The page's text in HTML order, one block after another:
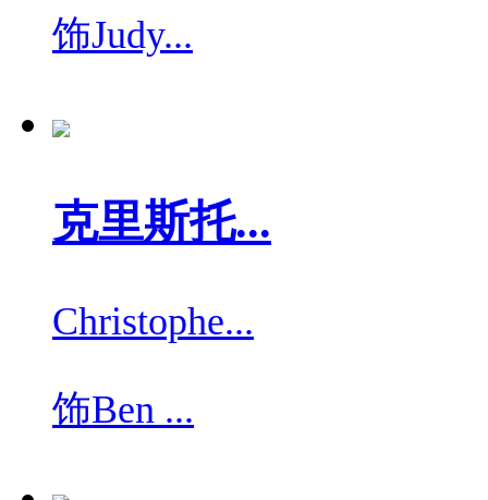
饰Judy...
克里斯托...
Christophe...
饰Ben ...